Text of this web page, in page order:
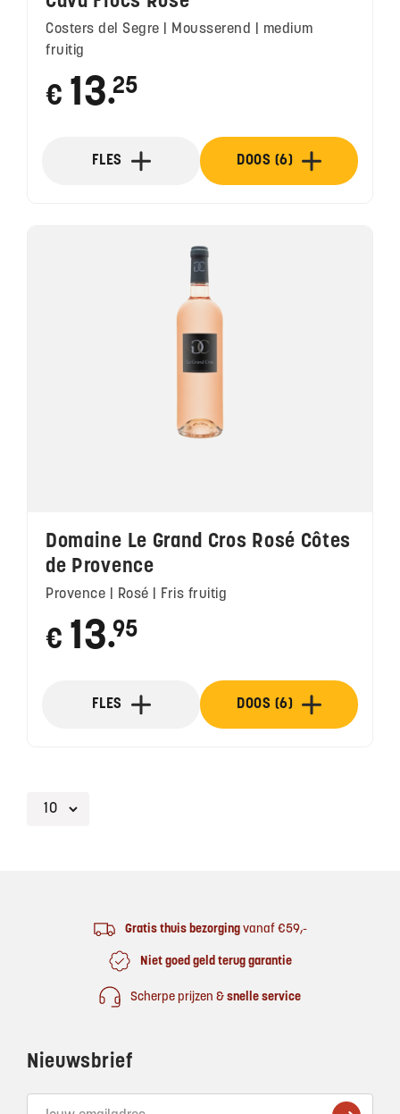
Costers del Segre | Mousserend | medium
fruitig
€ 13●
25
FLES DOOS (6)
Domaine Le Grand Cros Rosé Côtes
de Provence
Provence | Rosé | Fris fruitig
€ 13●
95
FLES DOOS (6)
Gratis thuis bezorgingvanaf €59,-
Niet goed geld terug garantie
Scherpe prijzen & snelle service
Nieuwsbrief